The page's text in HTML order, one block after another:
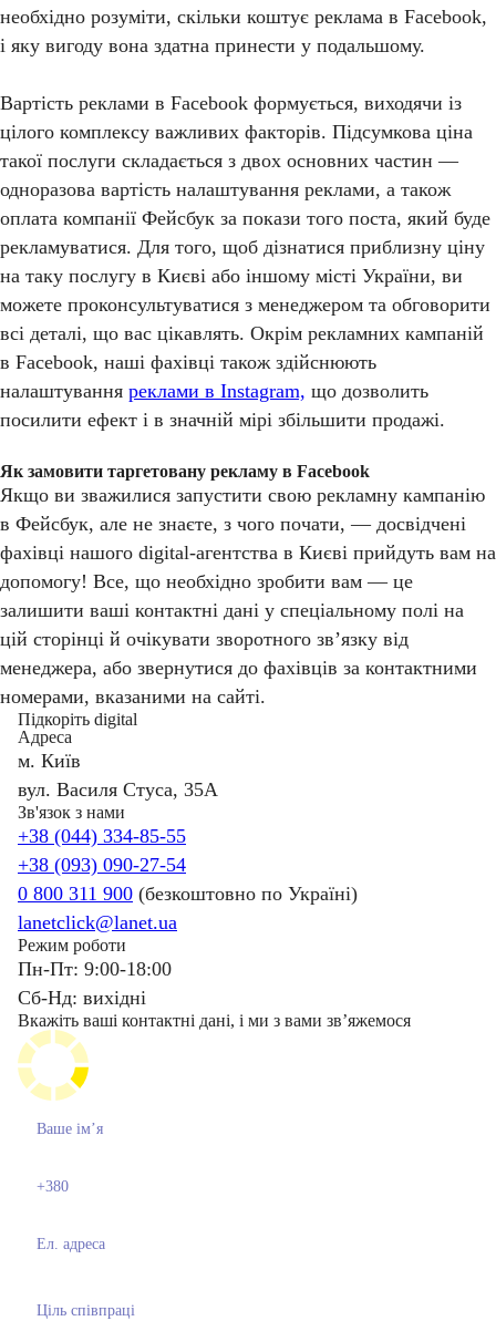
необхідно розуміти, скільки коштує реклама в Facebook,
і яку вигоду вона здатна принести у подальшому.
Вартість реклами в Facebook формується, виходячи із
цілого комплексу важливих факторів. Підсумкова ціна
такої послуги складається з двох основних частин —
одноразова вартість налаштування реклами, а також
оплата компанії Фейсбук за покази того поста, який буде
рекламуватися. Для того, щоб дізнатися приблизну ціну
на таку послугу в Києві або іншому місті України, ви
можете проконсультуватися з менеджером та обговорити
всі деталі, що вас цікавлять. Окрім рекламних кампаній
в Facebook, наші фахівці також здійснюють
налаштування реклами в Instagram, що дозволить
посилити ефект і в значній мірі збільшити продажі.
Як замовити таргетовану рекламу в Facebook
Якщо ви зважилися запустити свою рекламну кампанію
в Фейсбук, але не знаєте, з чого почати, — досвідчені
фахівці нашого digital-агентства в Києві прийдуть вам на
допомогу! Все, що необхідно зробити вам — це
залишити ваші контактні дані у спеціальному полі на
цій сторінці й очікувати зворотного зв’язку від
менеджера, або звернутися до фахівців за контактними
номерами, вказаними на сайті.
Підкоріть digital
Адреса
м. Київ
вул. Василя Стуса, 35А
Зв'язок з нами
+38 (044) 334-85-55
+38 (093) 090-27-54
0 800 311 900 (безкоштовно по Україні)
lanetclick@lanet.ua
Режим роботи
Пн-Пт: 9:00-18:00
Сб-Нд: вихідні
Вкажіть ваші контактні дані, і ми з вами звʼяжемося